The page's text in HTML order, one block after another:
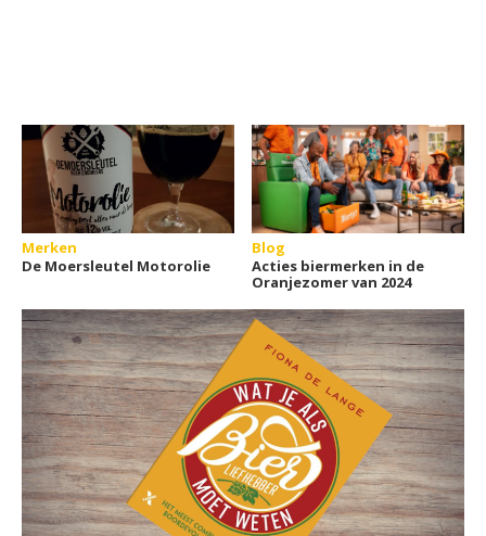
Merken
De Moersleutel Motorolie
Blog
Acties biermerken in de
Oranjezomer van 2024